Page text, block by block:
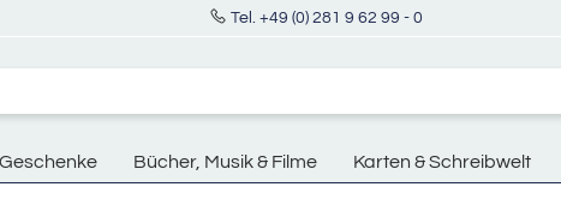
Tel. +49 (0) 281 9 62 99 - 0
Geschenke Bücher, Musik & Filme Karten & Schreibwelt